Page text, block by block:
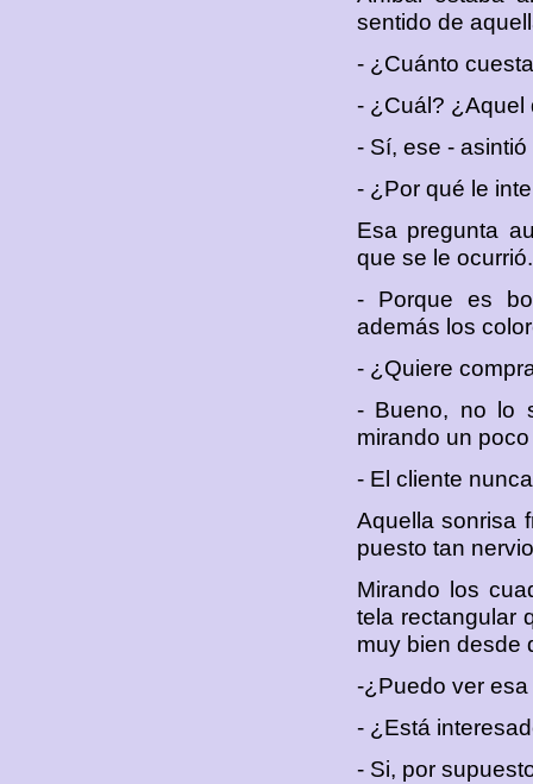
sentido de
- ¿Cuánto
- ¿Cuál? ¿Aquel
- Sí, ese -
- ¿Por qué le
Esa pregunta
que se le ocurrió.
- Porque es
además los
- ¿Quiere
- Bueno, no lo
mirando un
- El cliente
Aquella sonrisa
puesto tan
Mirando los
tela rectangular
muy bien desde
-¿Puedo ver
- ¿Está
- Si, por